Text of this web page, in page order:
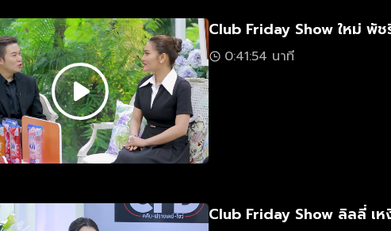
Club Friday Show ใหม่ พัช
0:41:54 นาที
Club Friday Show ลิลลี่ เห